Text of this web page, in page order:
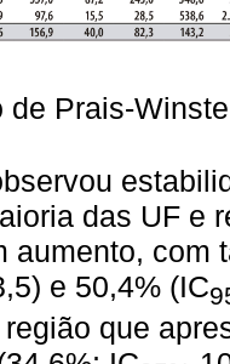
de Prais-
das UF e
aumento, com
e 50,4% (IC
que